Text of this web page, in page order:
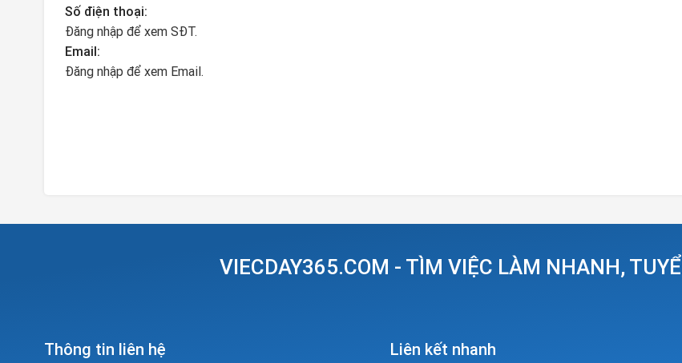
Số điện thoại:
Đăng nhập để xem SĐT.
Email:
Đăng nhập để xem Email.
VIECDAY365.COM - TÌM VIỆC LÀM NHANH,
Thông tin liên hệ Liên kết nhanh